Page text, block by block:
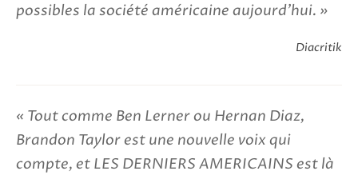
possibles la société américaine aujourd’hui.
Diacritik
Tout comme Ben Lerner ou Hernan Diaz,
Brandon Taylor est une nouvelle voix qui
compte, et LES DERNIERS AMERICAINS est là